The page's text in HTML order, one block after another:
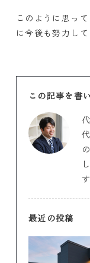
このように思っ
に今後も努力し
この記事を書
最近の投稿